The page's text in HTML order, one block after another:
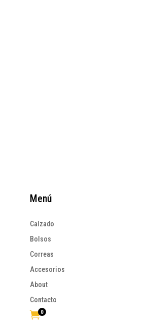
Menú
Calzado
Bolsos
Correas
Accesorios
About
Contacto
0